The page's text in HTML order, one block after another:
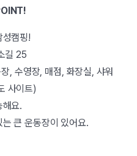
캠핑!
길 25
, 수영장, 매점, 화장실, 샤워
사이트)
요.
큰 운동장이 있어요.